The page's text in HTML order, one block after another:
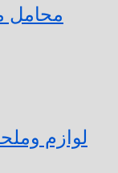
محامل
لوازم